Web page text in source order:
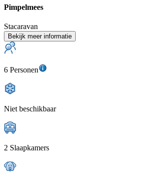
Pimpelmees
Stacaravan
Bekijk meer informatie
6 Personen
Niet beschikbaar
2 Slaapkamers